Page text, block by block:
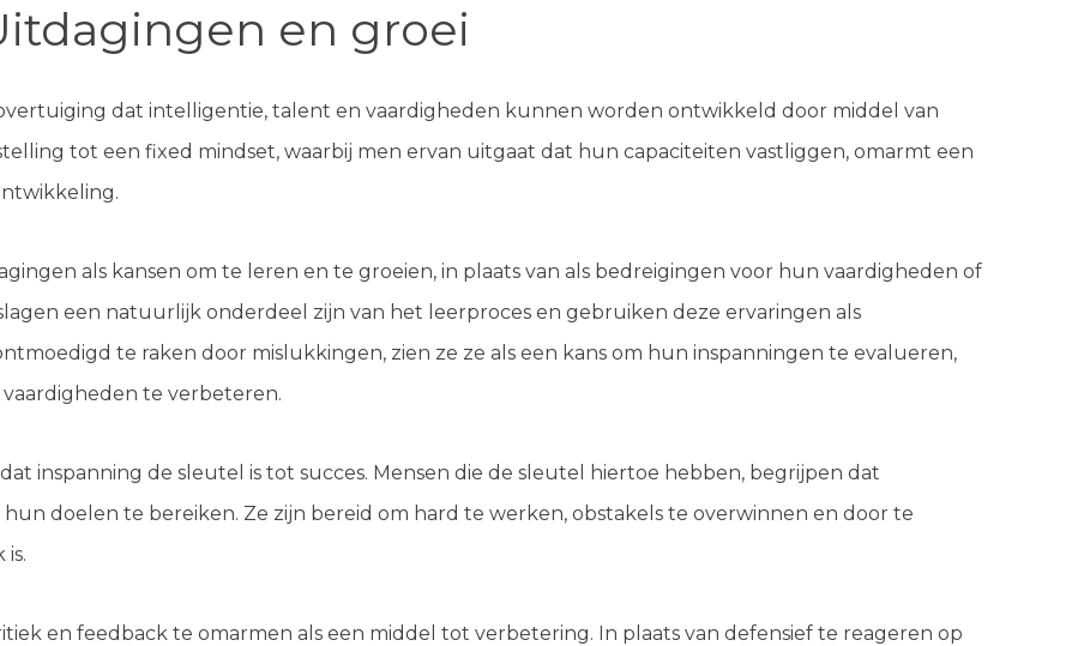
en groei
dat intelligentie, talent en vaardigheden kunnen worden ontwikkeld door middel van
tot een fixed mindset, waarbij men ervan uitgaat dat hun capaciteiten vastliggen, omarmt een
als kansen om te leren en te groeien, in plaats van als bedreigingen voor hun vaardigheden of
een natuurlijk onderdeel zijn van het leerproces en gebruiken deze ervaringen als
te raken door mislukkingen, zien ze ze als een kans om hun inspanningen te evalueren,
te verbeteren.
inspanning de sleutel is tot succes. Mensen die de sleutel hiertoe hebben, begrijpen dat
doelen te bereiken. Ze zijn bereid om hard te werken, obstakels te overwinnen en door te
is.
en feedback te omarmen als een middel tot verbetering. In plaats van defensief te reageren op